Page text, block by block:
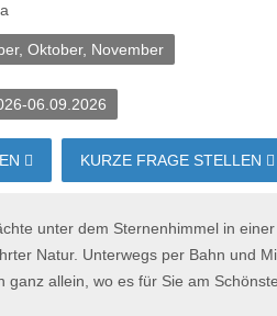
Oktober, November
06.09.2026
KURZE FRAGE STELLEN
unter dem Sternenhimmel in
Natur. Unterwegs per Bahn und
allein, wo es für Sie am